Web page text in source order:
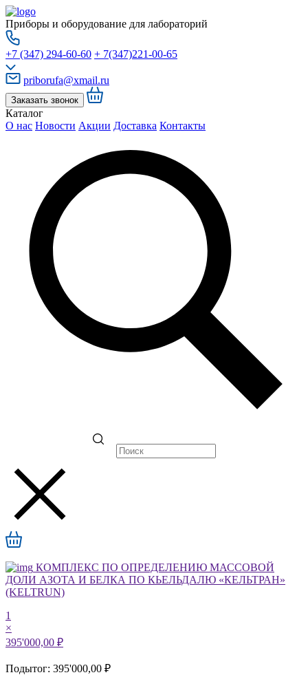
Приборы и оборудование для лабораторий
+7 (347) 294-60-60 + 7(347)221-00-65
priborufa@xmail.ru
Заказать звонок
Каталог
О нас Новости Акции Доставка Контакты
КОМПЛЕКС ПО ОПРЕДЕЛЕНИЮ МАССОВОЙ
ДОЛИ АЗОТА И БЕЛКА ПО КЬЕЛЬДАЛЮ «КЕЛЬТРАН»
(KELTRUN)
1
×
395'000,00 ₽
Подытог: 395'000,00 ₽